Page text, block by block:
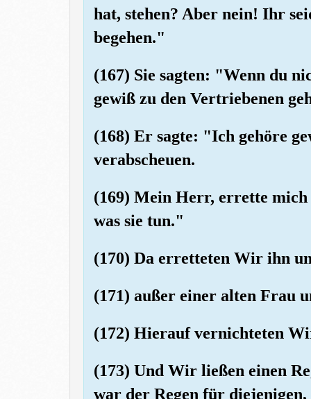
hat, stehen? Aber nein! Ihr
begehen."
(167) Sie sagten: "Wenn du
gewiß zu den Vertriebenen
(168) Er sagte: "Ich gehöre
verabscheuen.
(169) Mein Herr, errette mich
was sie tun."
(170) Da erretteten Wir ihn
(171) außer einer alten Frau
(172) Hierauf vernichteten
(173) Und Wir ließen einen
war der Regen für